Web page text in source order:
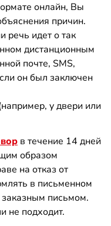
онлайн, Вы
причин.
речь идет о так
дистанционным
почте, SMS,
он был заключен
у двери или
в течение 14 дней
образом
на отказ от
в письменном
заказным письмом.
не подходит.